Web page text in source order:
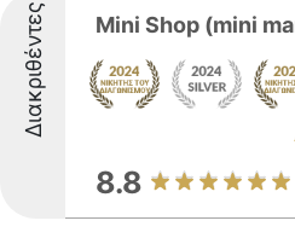
Διακριθέντες Mini Shop (mini
8.8